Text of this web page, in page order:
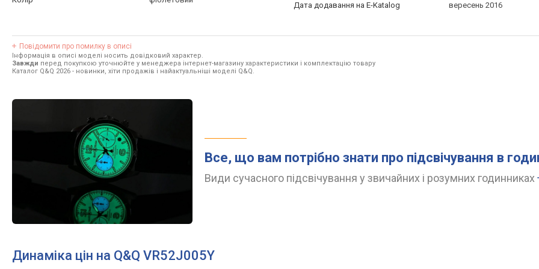
Дата додавання на E-Katalog
вересень 2016
Повідомити про помилку в описі
Інформація в описі моделі носить довідковий характер.
Завжди перед покупкою уточнюйте у менеджера інтернет-магазину характеристики і комплектацію товару
Каталог Q&Q 2026 - новинки, хіти продажів і найактуальніші моделі Q&Q.
Все, що вам потрібно знати про підсвічування в
Види сучасного підсвічування у звичайних і розумних годинниках
Динаміка цін на Q&Q VR52J005Y